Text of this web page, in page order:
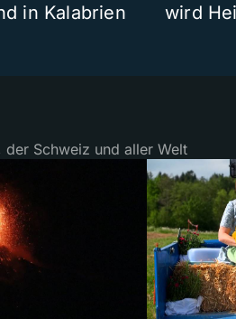
in Kalabrien
wird
der Schweiz und aller Welt